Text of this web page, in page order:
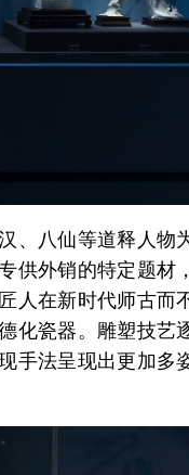
、八仙等道释人物
供外销的特定题材
人在新时代师古而
化瓷器。雕塑技艺
手法呈现出更加多